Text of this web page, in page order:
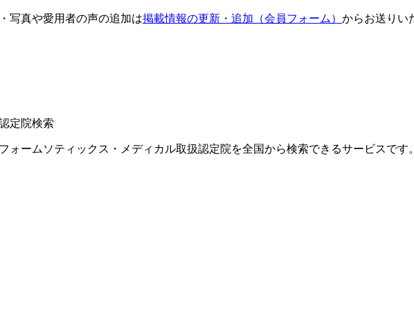
写真や愛用者の声の追加は掲載情報の更新・追加（会員フォーム） からお送りい
定院検索
ォームソティックス・メディカル取扱認定院を全国から検索できるサービスです。